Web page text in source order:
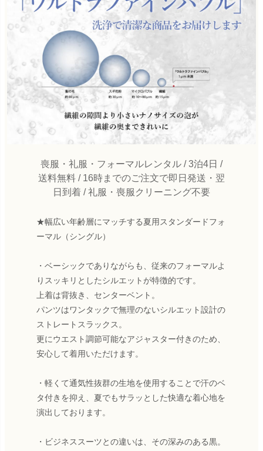
喪服・礼服・フォーマルレンタル / 3泊4日 /
送料無料 / 16時までのご注文で即日発送・翌
日到着 / 礼服・喪服クリーニング不要
★幅広い年齢層にマッチする夏用スタンダードフォ
ーマル（シングル）
・ベーシックでありながらも、従来のフォーマルよ
りスッキリとしたシルエットが特徴的です。
上着は背抜き、センターベント。
パンツはワンタックで無理のないシルエット設計の
ストレートスラックス。
更にウエスト調節可能なアジャスター付きのため、
安心して着用いただけます。
・軽くて通気性抜群の生地を使用することで汗のベ
タ付きを抑え、夏でもサラッとした快適な着心地を
演出しております。
・ビジネススーツとの違いは、その深みのある黒。